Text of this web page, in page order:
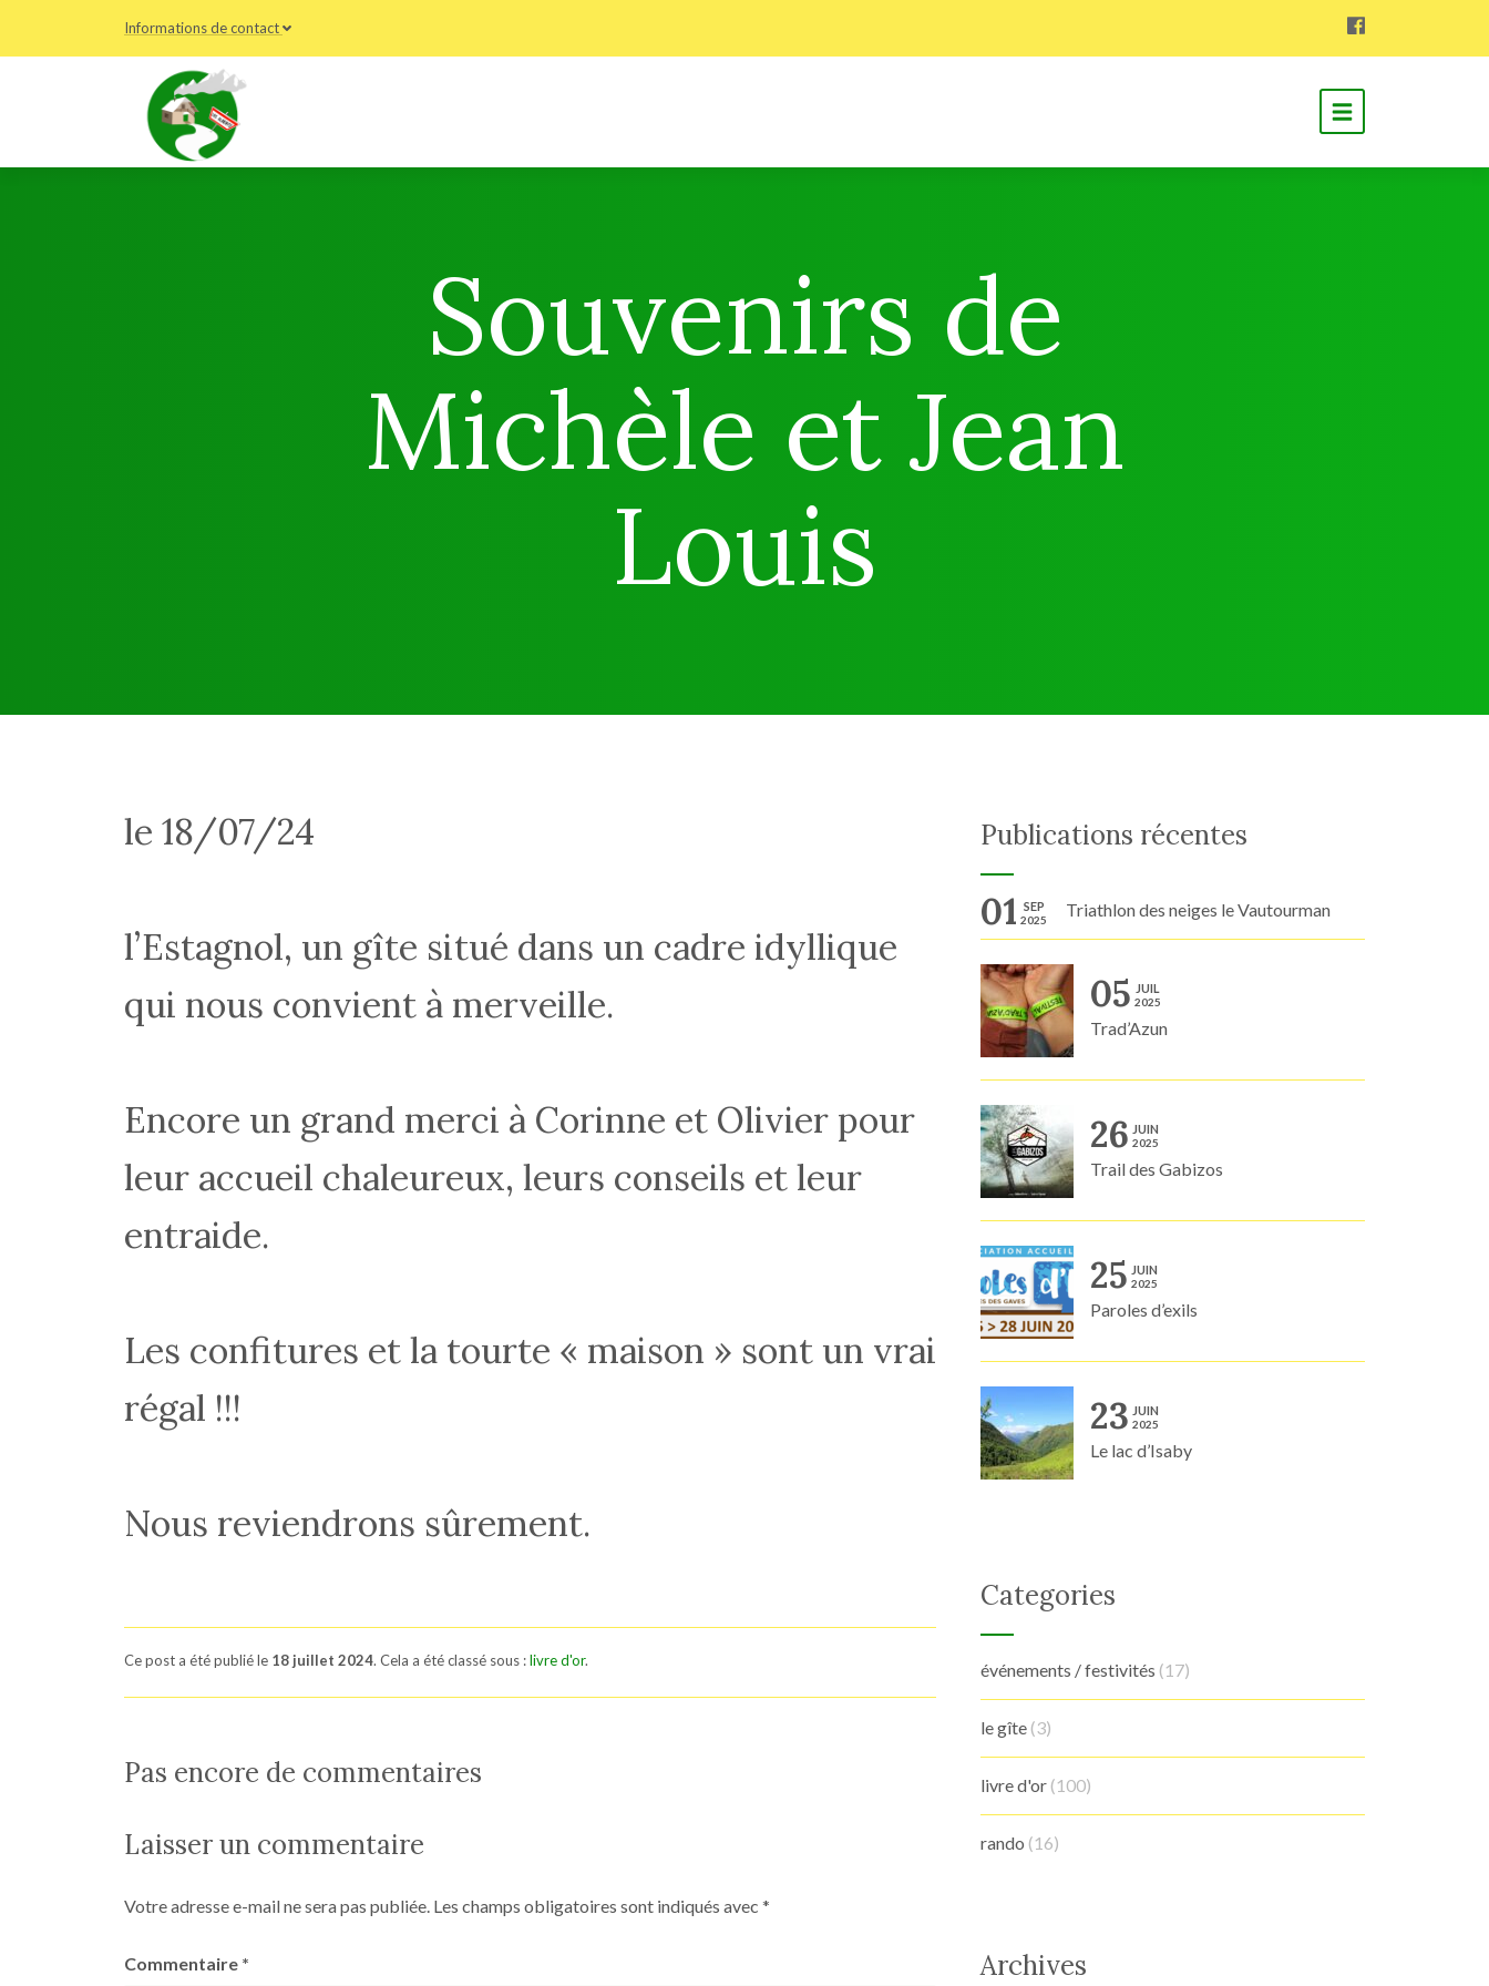
Informations de contact
Souvenirs de
Michèle et Jean
Louis
le 18/07/24
l’Estagnol, un gîte situé dans un cadre idyllique
qui nous convient à merveille.
Encore un grand merci à Corinne et Olivier pour
leur accueil chaleureux, leurs conseils et leur
entraide.
Les confitures et la tourte « maison » sont un vrai
régal !!!
Nous reviendrons sûrement.
Ce post a été publié le 18 juillet 2024. Cela a été classé sous :livre d'or.
Pas encore de commentaires
Laisser un commentaire
Votre adresse e-mail ne sera pas publiée. Les champs obligatoires sont indiqués avec *
Commentaire *
Publications récentes
01 SEP
2025 Triathlon des neiges le Vautourman
05 JUIL
2025
Trad’Azun
26 JUIN
2025
Trail des Gabizos
25 JUIN
2025
Paroles d’exils
23 JUIN
2025
Le lac d’Isaby
Categories
événements / festivités (17)
le gîte (3)
livre d'or (100)
rando (16)
Archives